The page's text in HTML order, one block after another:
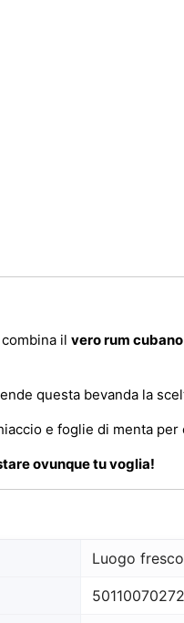
combina il vero rum cubano
questa bevanda la
e foglie di menta per
ovunque tu voglia!
Luogo